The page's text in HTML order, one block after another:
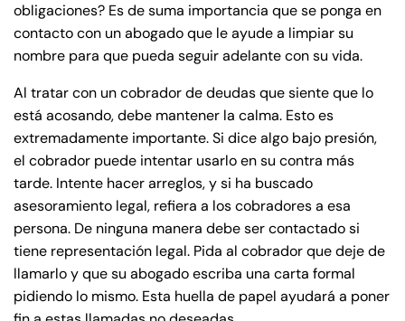
obligaciones? Es de suma importancia que se ponga en
contacto con un abogado que le ayude a limpiar su
nombre para que pueda seguir adelante con su vida.
Al tratar con un cobrador de deudas que siente que lo
está acosando, debe mantener la calma. Esto es
extremadamente importante. Si dice algo bajo presión,
el cobrador puede intentar usarlo en su contra más
tarde. Intente hacer arreglos, y si ha buscado
asesoramiento legal, refiera a los cobradores a esa
persona. De ninguna manera debe ser contactado si
tiene representación legal. Pida al cobrador que deje de
llamarlo y que su abogado escriba una carta formal
pidiendo lo mismo. Esta huella de papel ayudará a poner